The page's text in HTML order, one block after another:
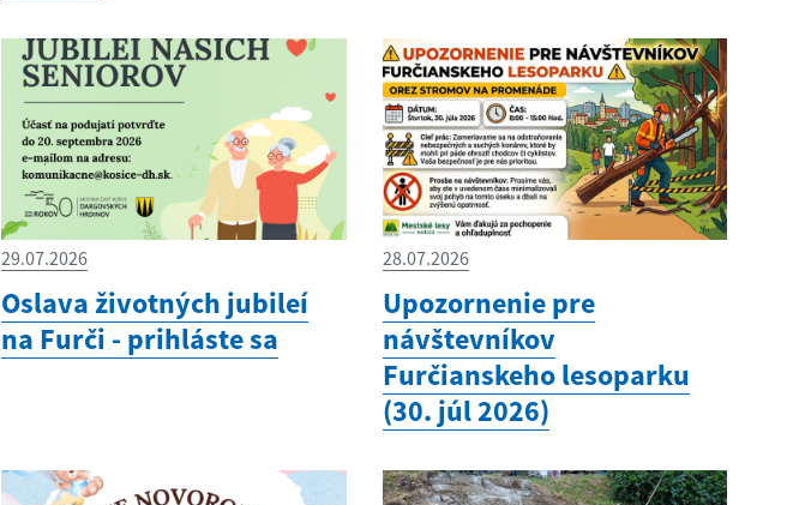
29.07.2026
Oslava životných jubileí
na Furči - prihláste sa
28.07.2026
Upozornenie pre
návštevníkov
Furčianskeho lesoparku
(30. júl 2026)